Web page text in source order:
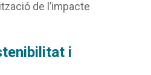
de l’impacte
i